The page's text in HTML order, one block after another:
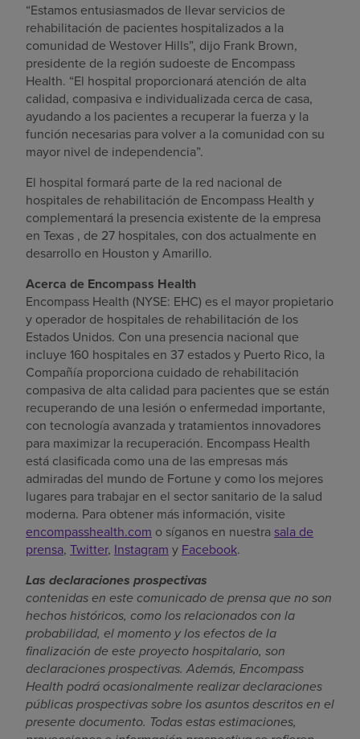
“Estamos entusiasmados de llevar servicios de
rehabilitación de pacientes hospitalizados a la
comunidad de Westover Hills”, dijo Frank Brown,
presidente de la región sudoeste de Encompass
Health. “El hospital proporcionará atención de alta
calidad, compasiva e individualizada cerca de casa,
ayudando a los pacientes a recuperar la fuerza y la
función necesarias para volver a la comunidad con su
mayor nivel de independencia”.
El hospital formará parte de la red nacional de
hospitales de rehabilitación de Encompass Health y
complementará la presencia existente de la empresa
en Texas , de 27 hospitales, con dos actualmente en
desarrollo en Houston yAmarillo.
Acerca de Encompass Health
Encompass Health (NYSE: EHC) es el mayor propietario
y operador de hospitales de rehabilitación de los
Estados Unidos. Con una presencia nacional que
incluye 160 hospitales en 37 estados y Puerto Rico, la
Compañía proporciona cuidado de rehabilitación
compasiva de alta calidad para pacientes que se están
recuperando de una lesión o enfermedad importante,
con tecnología avanzada y tratamientos innovadores
para maximizar la recuperación. Encompass Health
está clasificada como una de las empresas más
admiradas del mundo de Fortune y como los mejores
lugares para trabajar en el sector sanitario de la salud
moderna. Para obtener más información, visite
encompasshealth.com o síganos en nuestra sala de
prensa, Twitter, Instagram y Facebook.
Las declaraciones prospectivas
contenidas en este comunicado de prensa que no son
hechos históricos, como los relacionados con la
probabilidad, el momento y los efectos de la
finalización de este proyecto hospitalario, son
declaraciones prospectivas. Además, Encompass
Health podrá ocasionalmente realizar declaraciones
públicas prospectivas sobre los asuntos descritos en el
presente documento. Todas estas estimaciones,